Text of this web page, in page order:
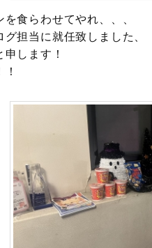
食らわせてやれ、、、
担当に就任致しました、
します！